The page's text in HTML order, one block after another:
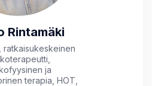
Rintamäki
ratkaisukeskeinen
ja
terapia, HOT,